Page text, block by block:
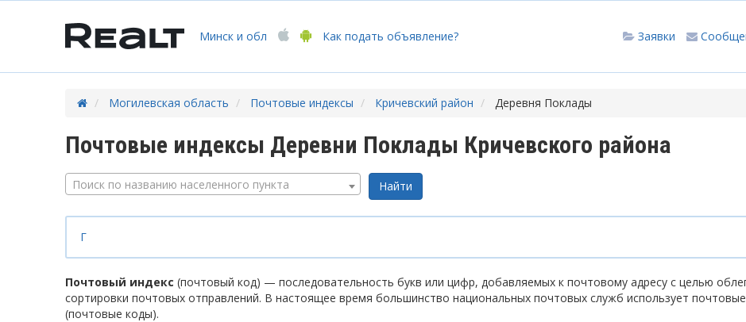
Минск и обл Как подать объявление? Заявки
Могилевская область Почтовые индексы Кричевский район Деревня Поклады
Почтовые индексы Деревни Поклады Кричевского района
Поиск по названию населенного пункта
Г
Почтовый индекс (почтовый код) — последовательность букв или цифр, добавляемых к почтовому адресу с целью
сортировки почтовых отправлений. В настоящее время большинство национальных почтовых служб использует
(почтовые коды).